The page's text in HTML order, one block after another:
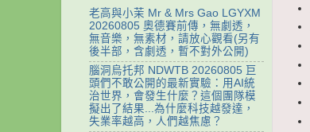
老高與小茉 Mr & Mrs Gao LGYXM
20260805 奧德賽前傳，無劇透，
無音樂，無素材，請放心觀看(另有
後半部，含劇透，暫不對外公開)
腦洞烏托邦 NDWTB 20260805 巨
頭們不敢公開的最新實驗：用AI統
治世界，會發生什麼？這個團隊模
擬出了結果...為什麼科技越發達，
失業率越高，人們越焦慮？